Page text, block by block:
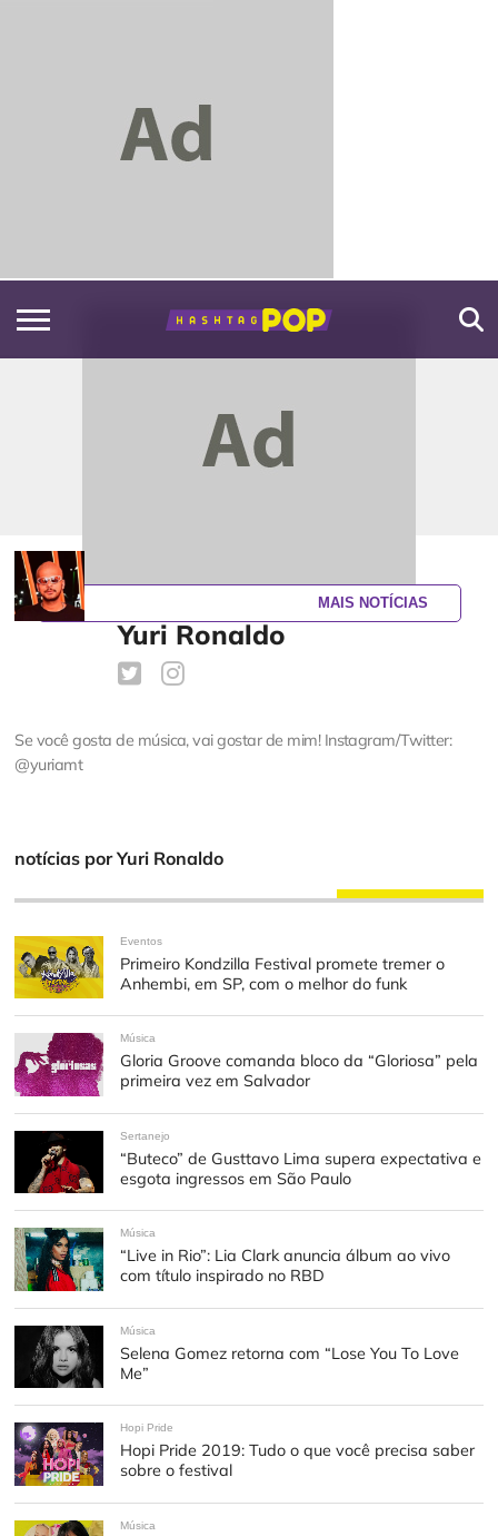
Yuri Ronaldo
Se você gosta de música, vai gostar de mim! Instagram/Twitter:
@yuriamt
notícias por Yuri Ronaldo
Eventos
Primeiro Kondzilla Festival promete tremer o
Anhembi, em SP, com o melhor do funk
Música
Gloria Groove comanda bloco da “Gloriosa” pela
primeira vez em Salvador
Sertanejo
“Buteco” de Gusttavo Lima supera expectativa e
esgota ingressos em São Paulo
Música
“Live in Rio”: Lia Clark anuncia álbum ao vivo
com título inspirado no RBD
Música
Selena Gomez retorna com “Lose You To Love
Me”
Hopi Pride
Hopi Pride 2019: Tudo o que você precisa saber
sobre o festival
Música
MAIS NOTÍCIAS